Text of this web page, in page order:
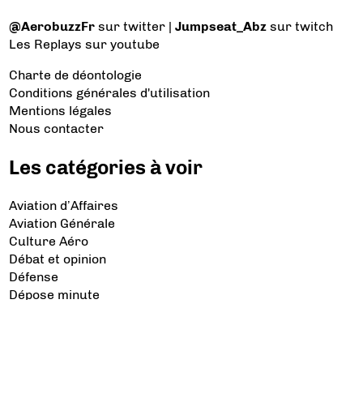
@AerobuzzFr sur twitter |Jumpseat_Abz sur twitch
Les Replays sur youtube
Charte de déontologie
Conditions générales d'utilisation
Mentions légales
Nous contacter
Les catégories à voir
Aviation d’Affaires
Aviation Générale
Culture Aéro
Débat et opinion
Défense
Dépose minute